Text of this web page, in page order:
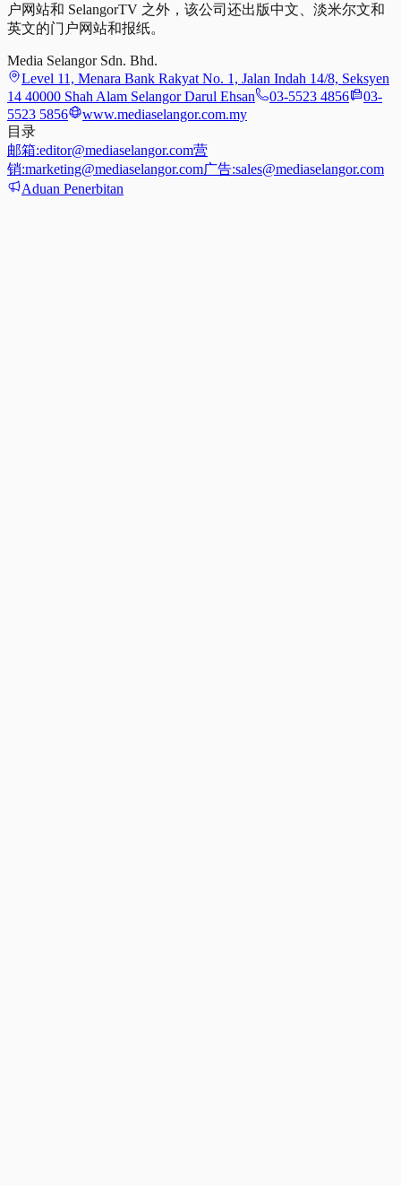
户网站和 SelangorTV 之外，该公司还出版中文、淡米尔文和
英文的门户网站和报纸。
Media Selangor Sdn. Bhd.
Level 11, Menara Bank Rakyat No. 1, Jalan Indah 14/8, Seksyen
14 40000 Shah Alam Selangor Darul Ehsan
03-5523 4856
03-
5523 5856
www.mediaselangor.com.my
目录
邮箱:editor@mediaselangor.com营
销:marketing@mediaselangor.com广告:sales@mediaselangor.com
Aduan Penerbitan